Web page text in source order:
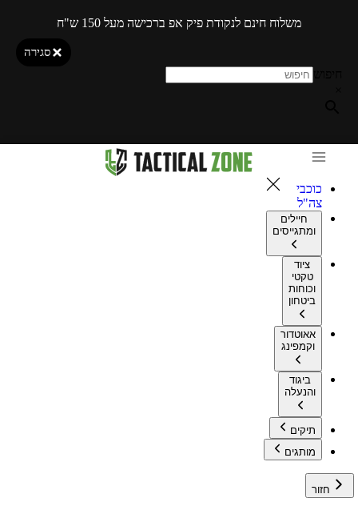
משלוח חינם לנקודת פיק אפ ברכישה מעל 150 ש"ח
סגירה
כוכבי
צה"ל
חיילים
ומתגייסים
ציוד
טקטי
וכוחות
ביטחון
אאוטדור
וקמפינג
ביגוד
והנעלה
תיקים
מותגים
חזור